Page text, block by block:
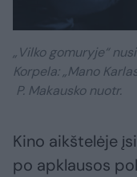
„Vilko gomuryje“
Korpela: „Mano
P. Makausko nuotr.
Kino aikštelėje
po apklausos